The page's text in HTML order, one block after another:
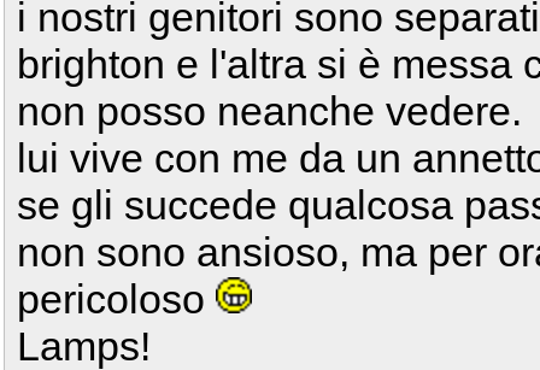
i nostri genitori sono
brighton e l'altra si è messa
non posso neanche vedere.
lui vive con me da un
se gli succede qualcosa
non sono ansioso, ma per
pericoloso
Lamps!